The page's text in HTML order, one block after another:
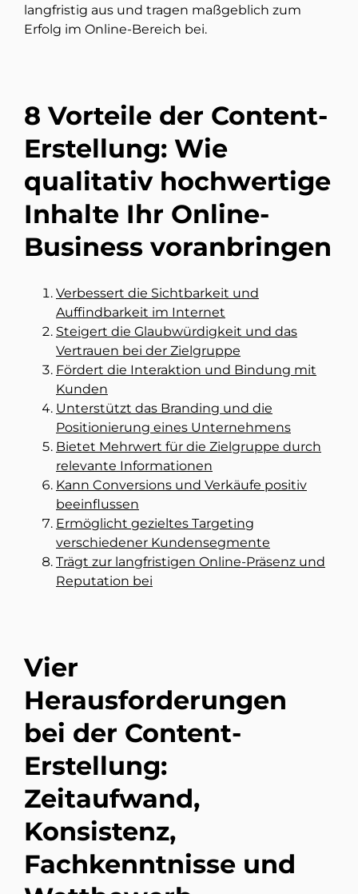
langfristig aus und tragen maßgeblich zum
Erfolg im Online-Bereich bei.
8 Vorteile der Content-
Erstellung: Wie
qualitativ hochwertige
Inhalte Ihr Online-
Business voranbringen
Verbessert die Sichtbarkeit und
Auffindbarkeit im Internet
Steigert die Glaubwürdigkeit und das
Vertrauen bei der Zielgruppe
Fördert die Interaktion und Bindung mit
Kunden
Unterstützt das Branding und die
Positionierung eines Unternehmens
Bietet Mehrwert für die Zielgruppe durch
relevante Informationen
Kann Conversions und Verkäufe positiv
beeinflussen
Ermöglicht gezieltes Targeting
verschiedener Kundensegmente
Trägt zur langfristigen Online-Präsenz und
Reputation bei
Vier
Herausforderungen
bei der Content-
Erstellung:
Zeitaufwand,
Konsistenz,
Fachkenntnisse und